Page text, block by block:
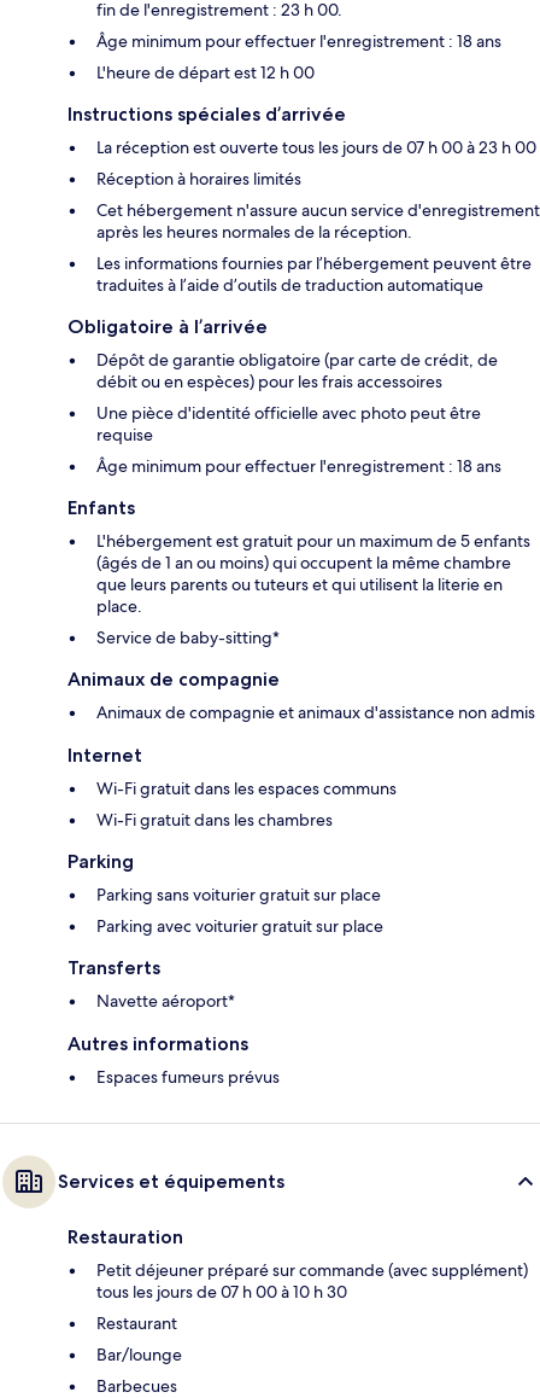
fin de l'enregistrement : 23 h 00.
Âge minimum pour effectuer l'enregistrement : 18 ans
L'heure de départ est 12 h 00
Instructions spéciales d’arrivée
La réception est ouverte tous les jours de 07 h 00 à 23 h 00
Réception à horaires limités
Cet hébergement n'assure aucun service d'enregistrement
après les heures normales de la réception.
Les informations fournies par l’hébergement peuvent être
traduites à l’aide d’outils de traduction automatique
Obligatoire à l’arrivée
Dépôt de garantie obligatoire (par carte de crédit, de
débit ou en espèces) pour les frais accessoires
Une pièce d'identité officielle avec photo peut être
requise
Âge minimum pour effectuer l'enregistrement : 18 ans
Enfants
L'hébergement est gratuit pour un maximum de 5 enfants
(âgés de 1 an ou moins) qui occupent la même chambre
que leurs parents ou tuteurs et qui utilisent la literie en
place.
Service de baby-sitting*
Animaux de compagnie
Animaux de compagnie et animaux d'assistance non admis
Internet
Wi-Fi gratuit dans les espaces communs
Wi-Fi gratuit dans les chambres
Parking
Parking sans voiturier gratuit sur place
Parking avec voiturier gratuit sur place
Transferts
Navette aéroport*
Autres informations
Espaces fumeurs prévus
Services et équipements
Restauration
Petit déjeuner préparé sur commande (avec supplément)
tous les jours de 07 h 00 à 10 h 30
Restaurant
Bar/lounge
Barbecues